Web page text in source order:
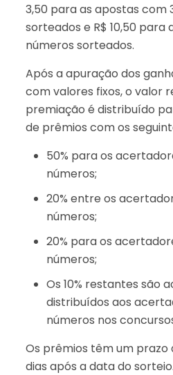
3,50 para as apostas com
sorteados e R$ 10,50 para
números sorteados.
Após a apuração dos
com valores fixos, o valor
premiação é distribuído
de prêmios com os
50% para os
números;
20% entre os
números;
20% para os
números;
Os 10% restantes são
distribuídos aos
números nos
Os prêmios têm um prazo
dias após a data do